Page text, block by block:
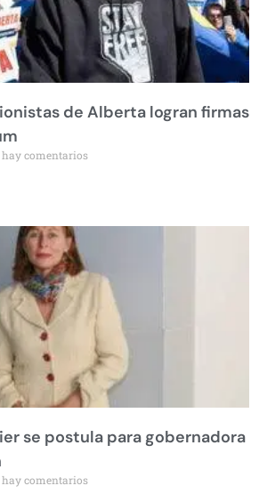
de Alberta logran firmas
hay comentarios
se postula para gobernadora
hay comentarios